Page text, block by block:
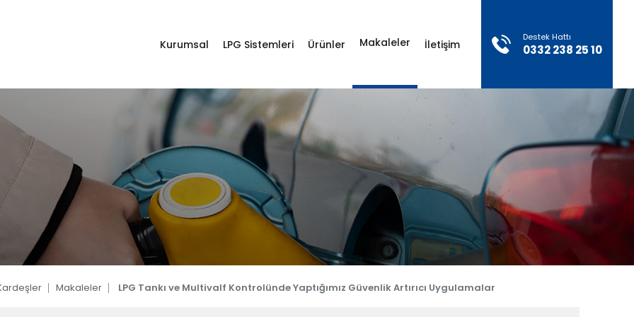
+905531433917
LPG Sistemleri Otogaz Sistemleri Ürünleri
Kurumsal LPG Sistemleri Ürünler Makaleler İletişim
Destek Hattı
0332 238 25 10
Otogaz Dönüşüm Ürünleri
Makaleler LPG Tankı ve Multivalf Kontrolünde Yaptığımız Güvenlik Artırıcı Uygulamalar